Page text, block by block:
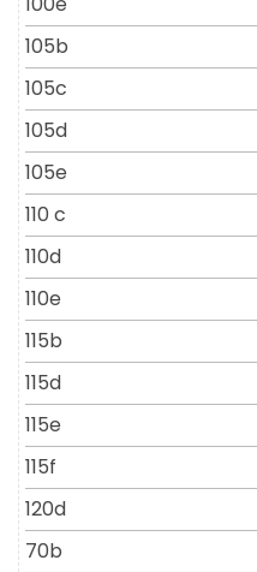
105b
105c
105d
105e
110 c
110d
110e
115b
115d
115e
115f
120d
70b